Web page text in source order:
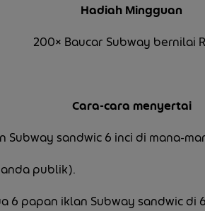
Hadiah Mingguan
200× Baucar Subway bernilai
Cara-cara menyertai
sandwic 6 inci di mana-
publik).
6 papan iklan Subway sandwic